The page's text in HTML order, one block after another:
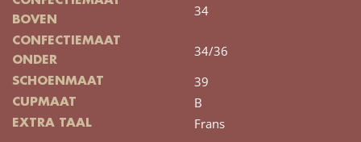
BOVEN
34
CONFECTIEMAAT
ONDER
34/36
SCHOENMAAT 39
CUPMAAT B
EXTRA TAAL Frans